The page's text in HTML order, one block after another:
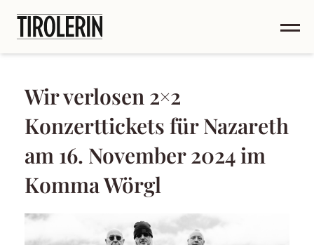
Wir verlosen 2×2
Konzerttickets für Nazareth
am 16. November 2024 im
Komma Wörgl